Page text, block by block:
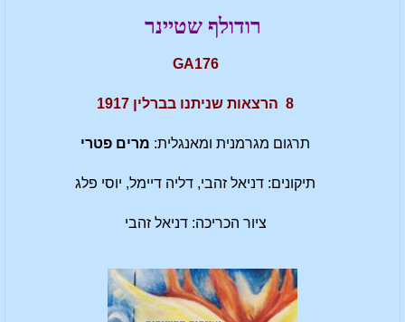
רודולף שטיינר
GA176
8 הרצאות שניתנו בברלין 1917
תרגום מגרמנית ומאנגלית: מרים פטרי
תיקונים: דניאל זהבי, דליה דיימל, יוסי פלג
ציור הכריכה: דניאל זהבי